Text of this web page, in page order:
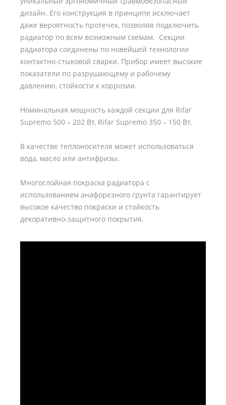
дизайн. Его конструкция в принципе исключает
даже вероятность протечек, позволяя подключить
радиатор по всем возможным схемам. Секции
радиатора соединены по новейшей технологии
контактно-стыковой сварки. Прибор имеет высокие
показатели по разрушающему и рабочему
давлению, стойкости к коррозии.
Номинальная мощность каждой секции для Rifar
Supremo 500 – 202 Вт, Rifar Supremo 350 – 150 Вт.
В качестве теплоносителя может использоваться
вода, масло или антифризы.
Многослойная покраска радиатора с
использованием анафорезного грунта гарантирует
высокое качество покраски и стойкость
декоративно-защитного покрытия.